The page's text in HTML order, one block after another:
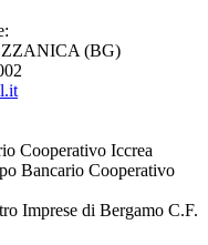
(BG)
Cooperativo Iccrea
Bancario Cooperativo
Imprese di Bergamo C.F.